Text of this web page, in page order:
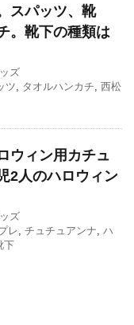
スパッツ、靴
。靴下の種類は
ズ
ツ, タオルハンカチ, 西松
ウィン用カチュ
2人のハロウィン
ズ
レ, チュチュアンナ, ハ
下